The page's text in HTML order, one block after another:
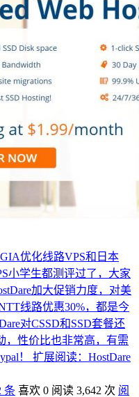
优化线路VPS和日本
小学生都测评过了，大家
加大促销力度，对美
线路优惠30%，都是今
对CSSD和SSD套餐还
，性价比也非常高，有需
！ 扩展阅读：HostDare
条 喜欢 0 阅读 3,642 次 阅